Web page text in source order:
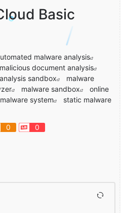
Basic
malware analysis
malicious document analysis
sandbox
malware
malware sandbox
online
system
static malware
0 0